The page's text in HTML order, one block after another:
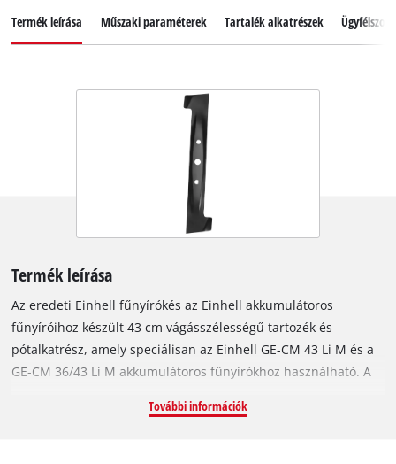
Termék leírása Műszaki paraméterek Tartalék alkatrészek
Termék leírása
Az eredeti Einhell fűnyírókés az Einhell akkumulátoros
fűnyíróihoz készült 43 cm vágásszélességű tartozék és
pótalkatrész, amely speciálisan az Einhell GE-CM 43 Li M és a
GE-CM 36/43 Li M akkumulátoros fűnyírókhoz használható. A
sűrűn benőtt füves területekkel is megbirkózik, és tökéletes
További információk